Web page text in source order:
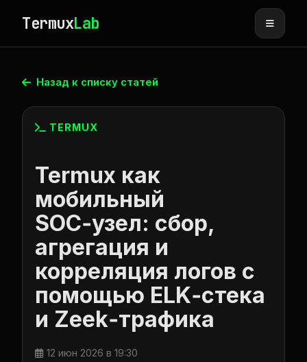
TermuxLab
Назад к списку статей
TERMUX
Termux как
мобильный
SOC‑узел: сбор,
агрегация и
корреляция логов с
помощью ELK‑стека
и Zeek‑трафика
12 июн 2026 в 19:30